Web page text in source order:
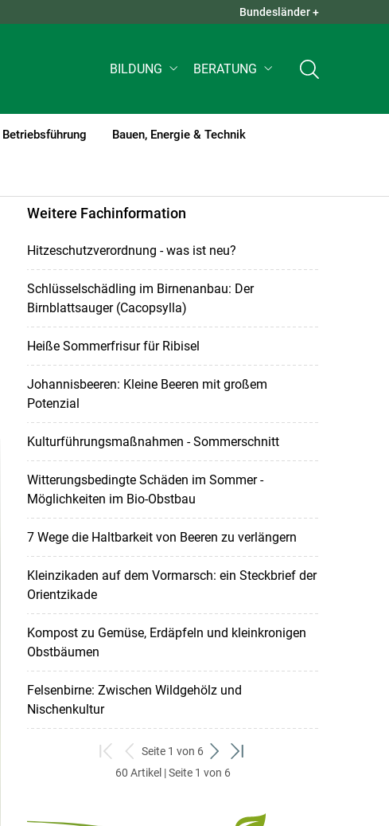
QUICK LINKS +
Bundesländer +
BILDUNG BERATUNG
Betriebsführung Bauen, Energie & Technik
Weitere Fachinformation
Hitzeschutzverordnung - was ist neu?
Schlüsselschädling im Birnenanbau: Der
Birnblattsauger (Cacopsylla)
Heiße Sommerfrisur für Ribisel
Johannisbeeren: Kleine Beeren mit großem
Potenzial
Kulturführungsmaßnahmen - Sommerschnitt
Witterungsbedingte Schäden im Sommer -
Möglichkeiten im Bio-Obstbau
7 Wege die Haltbarkeit von Beeren zu verlängern
Kleinzikaden auf dem Vormarsch: ein Steckbrief der
Orientzikade
Kompost zu Gemüse, Erdäpfeln und kleinkronigen
Obstbäumen
Felsenbirne: Zwischen Wildgehölz und
Nischenkultur
zum
ersten
zurück
zum
Seite 1 von 6
weiter
zum
zum
60 Artikel | Seite 1 von 6